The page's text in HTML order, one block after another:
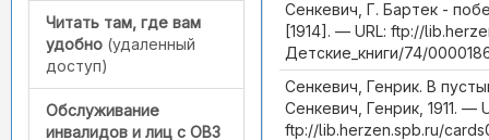
Читать там, где вам
удобно (удаленный
доступ)
Обслуживание
инвалидов и лиц с ОВЗ
Сенкевич, Г. Бартек -
[1914]. — URL: ftp://
Детские_книги/74/
Сенкевич, Генрик. В
Сенкевич, Генрик, 1911. —
ftp://lib.herzen.spb.ru/